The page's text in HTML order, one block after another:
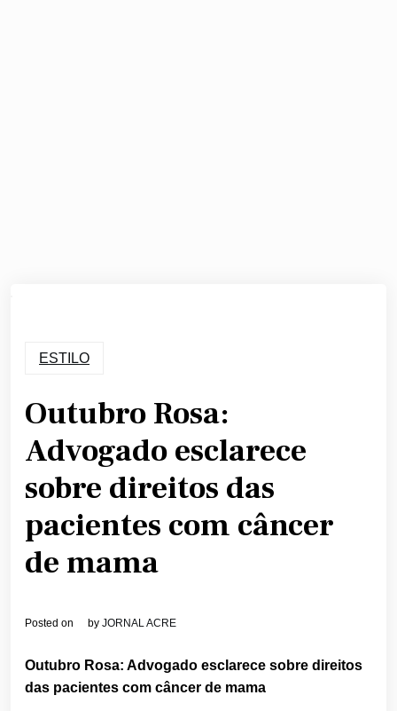
ESTILO
Outubro Rosa:
Advogado esclarece
sobre direitos das
pacientes com câncer
de mama
Posted on by JORNAL ACRE
Outubro Rosa: Advogado esclarece sobre direitos
das pacientes com câncer de mama